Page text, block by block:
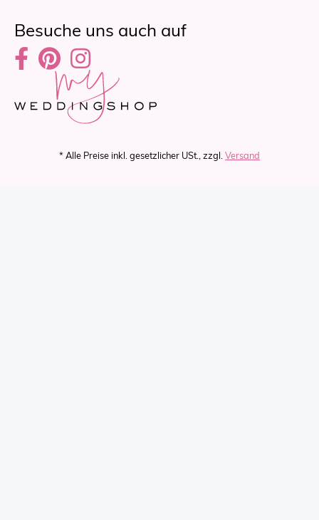
Besuche uns auch auf
* Alle Preise inkl. gesetzlicher USt., zzgl.Versand